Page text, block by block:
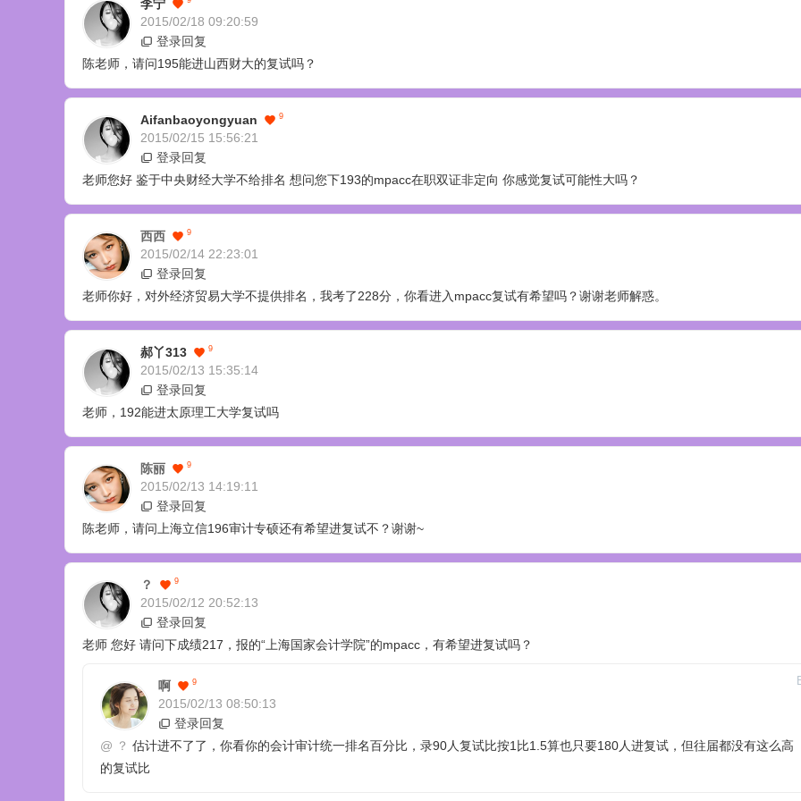
李宁
2015/02/18 09:20:59
登录回复
陈老师，请问195能进山西财大的复试吗？
Aifanbaoyongyuan 9
2015/02/15 15:56:21
登录回复
老师您好 鉴于中央财经大学不给排名 想问您下193的mpacc在职双证非定向 你感觉复试可能性大吗？
西西 9
2015/02/14 22:23:01
登录回复
老师你好，对外经济贸易大学不提供排名，我考了228分，你看进入mpacc复试有希望吗？谢谢老师解惑。
郝丫313 9
2015/02/13 15:35:14
登录回复
老师，192能进太原理工大学复试吗
陈丽 9
2015/02/13 14:19:11
登录回复
陈老师，请问上海立信196审计专硕还有希望进复试不？谢谢~
？ 9
2015/02/12 20:52:13
登录回复
老师 您好 请问下成绩217，报的“上海国家会计学院”的mpacc，有希望进复试吗？
啊 9
2015/02/13 08:50:13
登录回复
@ ？ 估计进不了了，你看你的会计审计统一排名百分比，录90人复试比按1比1.5算也只要180人进复试，但往届都没有这么高
的复试比